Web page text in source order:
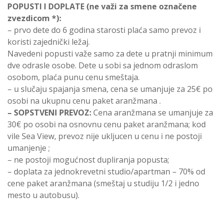
POPUSTI I DOPLATE (ne važi za smene označene
zvezdicom *):
– prvo dete do 6 godina starosti plaća samo prevoz i
koristi zajednički ležaj.
Navedeni popusti važe samo za dete u pratnji minimum
dve odrasle osobe. Dete u sobi sa jednom odraslom
osobom, plaća punu cenu smeštaja.
– u slučaju spajanja smena, cena se umanjuje za 25€ po
osobi na ukupnu cenu paket aranžmana .
– SOPSTVENI PREVOZ:Cena aranžmana se umanjuje za
30€ po osobi na osnovnu cenu paket aranžmana; kod
vile Sea View, prevoz nije ukljucen u cenu i ne postoji
umanjenje ;
– ne postoji mogućnost dupliranja popusta;
– doplata za jednokrevetni studio/apartman – 70% od
cene paket aranžmana (smeštaj u studiju 1/2 i jedno
mesto u autobusu).